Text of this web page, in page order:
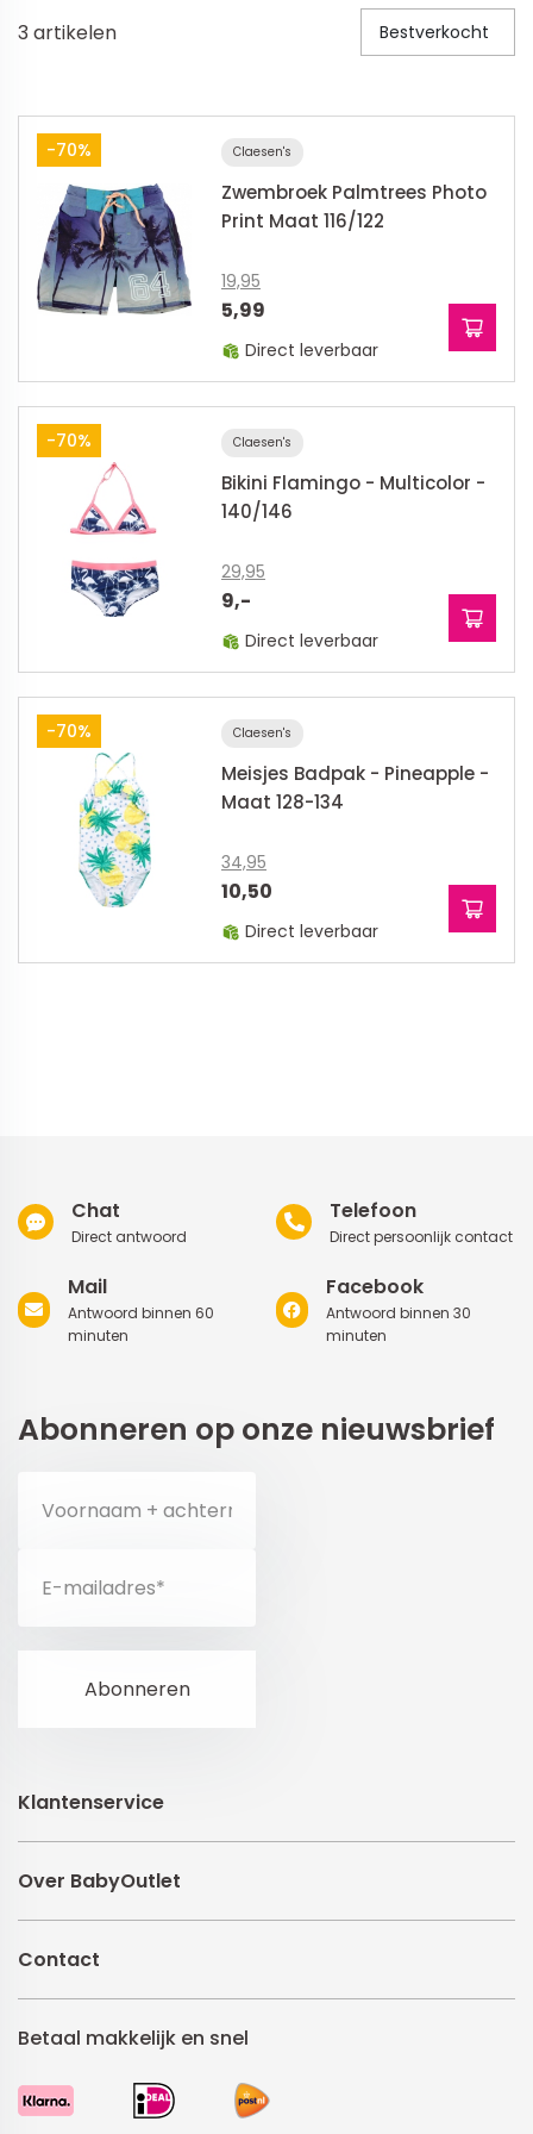
Veiligheid in en om huis
Veiligheid buiten de deur
Meer
Kinderstoelen
Kinderstoelen
Kindermeubels
Schommelstoelen en wipstoeltjes
3 artikelen Bestverkocht
-70% Claesen's
Zwembroek Palmtrees Photo
Print Maat 116/122
19,95
5,99
Direct leverbaar
-70% Claesen's
Bikini Flamingo - Multicolor -
140/146
29,95
9,-
Direct leverbaar
-70% Claesen's
Meisjes Badpak - Pineapple -
Maat 128-134
34,95
10,50
Direct leverbaar
Chat
Direct antwoord
Telefoon
Direct persoonlijk contact
Mail
Antwoord binnen 60
minuten
Facebook
Antwoord binnen 30
minuten
Abonneren op onze nieuwsbrief
Klantenservice
Over BabyOutlet
Contact
Betaal makkelijk en snel